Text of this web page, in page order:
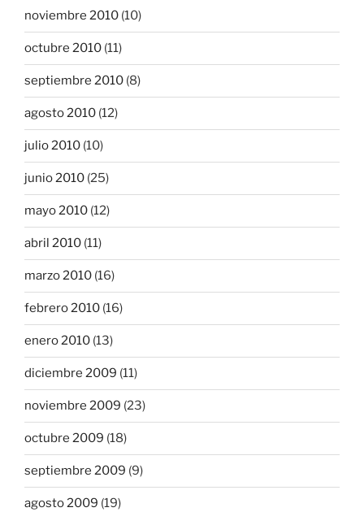
noviembre 2010 (10)
octubre 2010 (11)
septiembre 2010 (8)
agosto 2010 (12)
julio 2010 (10)
junio 2010 (25)
mayo 2010 (12)
abril 2010 (11)
marzo 2010 (16)
febrero 2010 (16)
enero 2010 (13)
diciembre 2009 (11)
noviembre 2009 (23)
octubre 2009 (18)
septiembre 2009 (9)
agosto 2009 (19)